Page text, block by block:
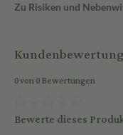
Zu Risiken und
0 von 0 Bewertungen
Bewerte dieses